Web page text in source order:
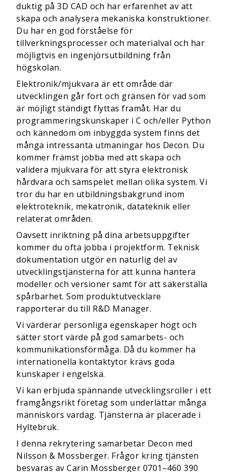
duktig på 3D CAD och har erfarenhet av att
skapa och analysera mekaniska konstruktioner.
Du har en god förståelse för
tillverkningsprocesser och materialval och har
möjligtvis en ingenjörsutbildning från
högskolan.
Elektronik/mjukvara är ett område där
utvecklingen går fort och gränsen för vad som
är möjligt ständigt flyttas framåt. Har du
programmeringskunskaper i C och/eller Python
och kännedom om inbyggda system finns det
många intressanta utmaningar hos Decon. Du
kommer främst jobba med att skapa och
validera mjukvara för att styra elektronisk
hårdvara och samspelet mellan olika system. Vi
tror du har en utbildningsbakgrund inom
elektroteknik, mekatronik, datateknik eller
relaterat områden.
Oavsett inriktning på dina arbetsuppgifter
kommer du ofta jobba i projektform. Teknisk
dokumentation utgör en naturlig del av
utvecklingstjänsterna för att kunna hantera
modeller och versioner samt för att säkerställa
spårbarhet. Som produktutvecklare
rapporterar du till R&D Manager.
Vi värderar personliga egenskaper högt och
sätter stort värde på god samarbets- och
kommunikationsförmåga. Då du kommer ha
internationella kontaktytor krävs goda
kunskaper i engelska.
Vi kan erbjuda spännande utvecklingsroller i ett
framgångsrikt företag som underlättar många
människors vardag. Tjänsterna är placerade i
Hyltebruk.
I denna rekrytering samarbetar Decon med
Nilsson & Mossberger. Frågor kring tjänsten
besvaras av Carin Mossberger 0701–460 390